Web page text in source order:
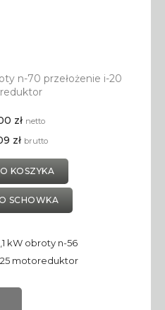
n-70 przełożenie i-20
zł netto
zł brutto
KOSZYKA
SCHOWKA